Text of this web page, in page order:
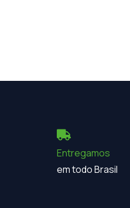
Entregamos
em todo Brasil